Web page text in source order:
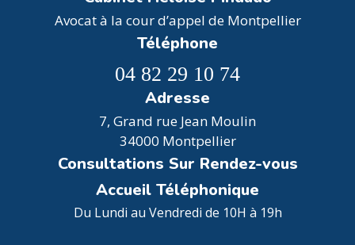
Avocat à la cour d’appel de Montpellier
Téléphone
04 82 29 10 74
Adresse
7, Grand rue Jean Moulin
34000 Montpellier
Consultations Sur Rendez-vous
Accueil Téléphonique
Du Lundi au Vendredi de 10H à 19h